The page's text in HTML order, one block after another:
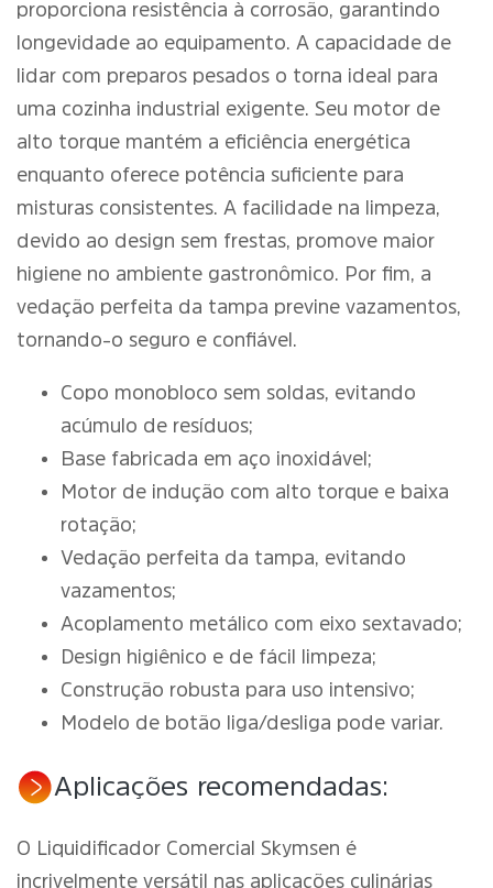
proporciona resistência à corrosão, garantindo
longevidade ao equipamento. A capacidade de
lidar com preparos pesados o torna ideal para
uma cozinha industrial exigente. Seu motor de
alto torque mantém a eficiência energética
enquanto oferece potência suficiente para
misturas consistentes. A facilidade na limpeza,
devido ao design sem frestas, promove maior
higiene no ambiente gastronômico. Por fim, a
vedação perfeita da tampa previne vazamentos,
tornando-o seguro e confiável.
Copo monobloco sem soldas, evitando
acúmulo de resíduos;
Base fabricada em aço inoxidável;
Motor de indução com alto torque e baixa
rotação;
Vedação perfeita da tampa, evitando
vazamentos;
Acoplamento metálico com eixo sextavado;
Design higiênico e de fácil limpeza;
Construção robusta para uso intensivo;
Modelo de botão liga/desliga pode variar.
Aplicações recomendadas:
O Liquidificador Comercial Skymsen é
incrivelmente versátil nas aplicações culinárias